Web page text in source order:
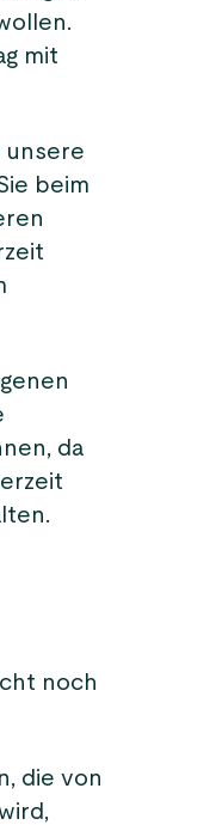
mit
unsere
beim
da
noch
die von